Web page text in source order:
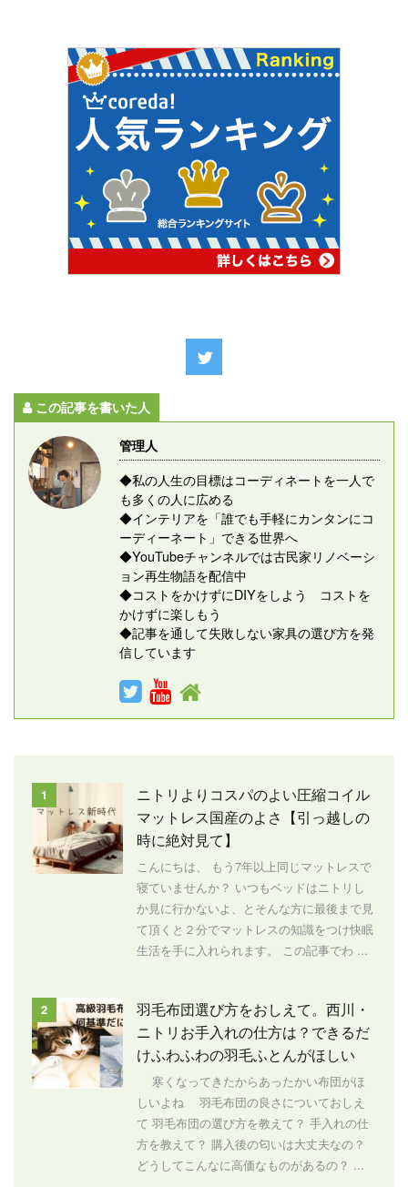
この記事を書いた人
管理人
◆私の人生の目標はコーディネートを一人で
も多くの人に広める
◆インテリアを「誰でも手軽にカンタンにコ
ーディーネート」できる世界へ
◆YouTubeチャンネルでは古民家リノベーシ
ョン再生物語を配信中
◆コストをかけずにDIYをしよう コストを
かけずに楽しもう
◆記事を通して失敗しない家具の選び方を発
信しています
1
ニトリよりコスパのよい圧縮コイル
マットレス国産のよさ【引っ越しの
時に絶対見て】
こんにちは、 もう7年以上同じマットレスで
寝ていませんか？ いつもベッドはニトリし
か見に行かないよ、とそんな方に最後まで見
て頂くと２分でマットレスの知識をつけ快眠
生活を手に入れられます。 この記事でわ ...
2
羽毛布団選び方をおしえて。西川・
ニトリお手入れの仕方は？できるだ
けふわふわの羽毛ふとんがほしい
寒くなってきたからあったかい布団がほ
しいよね 羽毛布団の良さについておしえ
て 羽毛布団の選び方を教えて？ 手入れの仕
方を教えて？ 購入後の匂いは大丈夫なの？
どうしてこんなに高価なものがあるの？ ...